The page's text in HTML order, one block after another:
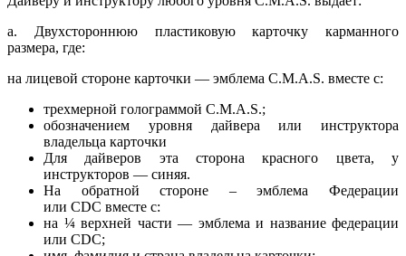
a. Двухстороннюю пластиковую карточку карманного
размера, где:
на лицевой стороне карточки — эмблема C.M.A.S. вместе с:
трехмерной голограммой C.M.A.S.;
обозначением уровня дайвера или инструктора
владельца карточки
Для дайверов эта сторона красного цвета, у
инструкторов — синяя.
На обратной стороне – эмблема Федерации
или CDC вместе с:
на ¼ верхней части — эмблема и название федерации
или CDC;